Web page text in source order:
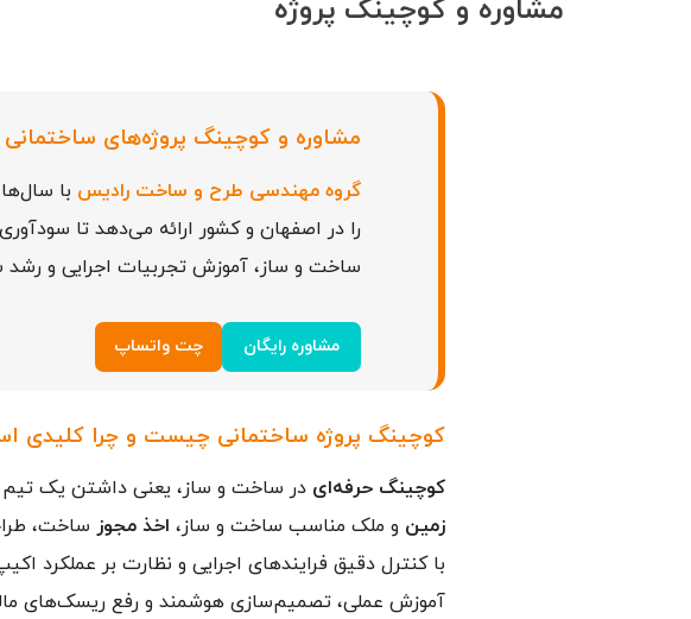
مشاوره و کوچینگ پروژه
مشاوره و کوچینگ پروژه‌های
گروه مهندسی طرح و ساخت رادیس با
را در اصفهان و کشور ارائه می‌دهد تا
ساخت و ساز، آموزش تجربیات اجرایی و
مشاوره رایگان چت واتساپ
کوچینگ پروژه ساختمانی چیست و چرا کلیدی
کوچینگ حرفه‌ای در ساخت و ساز، یعنی داشتن یک تیم
زمین و ملک مناسب ساخت و ساز، اخذ مجوز ساخت،
با کنترل دقیق فرایندهای اجرایی و نظارت بر عملکرد
آموزش عملی، تصمیم‌سازی هوشمند و رفع ریسک‌های مالی